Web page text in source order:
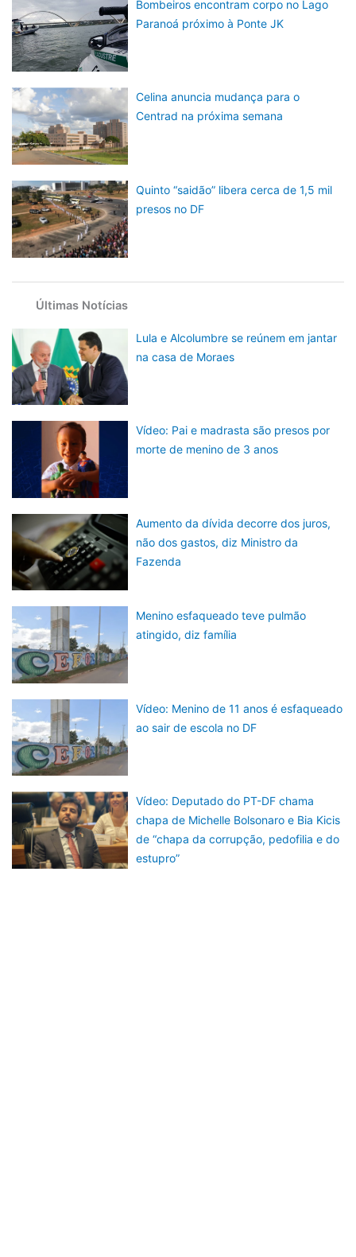
Bombeiros encontram corpo no Lago
Paranoá próximo à Ponte JK
Celina anuncia mudança para o
Centrad na próxima semana
Quinto “saidão” libera cerca de 1,5 mil
presos no DF
Últimas Notícias
Lula e Alcolumbre se reúnem em jantar
na casa de Moraes
Vídeo: Pai e madrasta são presos por
morte de menino de 3 anos
Aumento da dívida decorre dos juros,
não dos gastos, diz Ministro da
Fazenda
Menino esfaqueado teve pulmão
atingido, diz família
Vídeo: Menino de 11 anos é esfaqueado
ao sair de escola no DF
Vídeo: Deputado do PT-DF chama
chapa de Michelle Bolsonaro e Bia Kicis
de “chapa da corrupção, pedofilia e do
estupro”